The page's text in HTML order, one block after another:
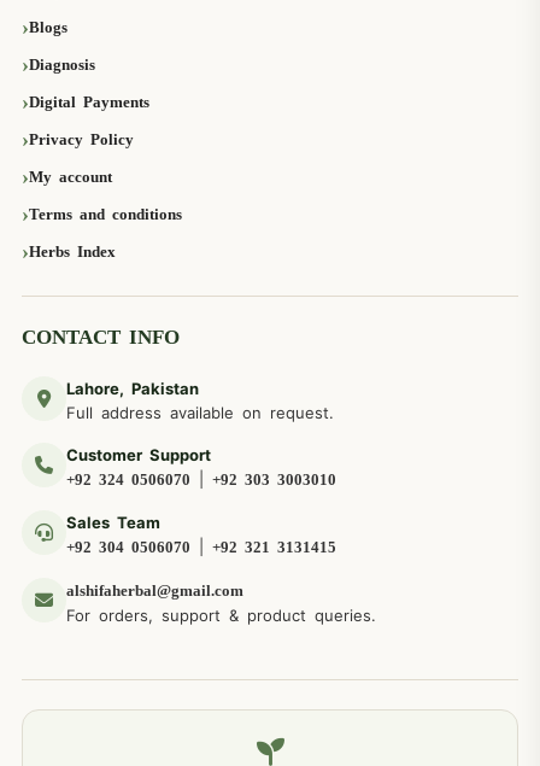
Blogs
Diagnosis
Digital Payments
Privacy Policy
My account
Terms and conditions
Herbs Index
CONTACT INFO
Lahore, Pakistan
Full address available on request.
Customer Support
+92 324 0506070 +92 303 3003010
Sales Team
+92 304 0506070 +92 321 3131415
alshifaherbal@gmail.com
For orders, support & product queries.